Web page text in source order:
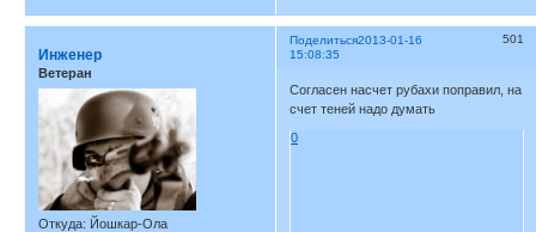
Поделиться 501
2013-01-16
15:08:35
Инженер
Ветеран
Откуда: Йошкар-Ола
Согласен насчет рубахи поправил, на
счет теней надо думать
0